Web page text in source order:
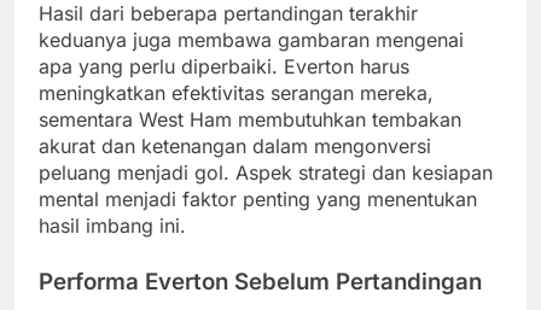
Hasil dari beberapa pertandingan terakhir
keduanya juga membawa gambaran mengenai
apa yang perlu diperbaiki. Everton harus
meningkatkan efektivitas serangan mereka,
sementara West Ham membutuhkan tembakan
akurat dan ketenangan dalam mengonversi
peluang menjadi gol. Aspek strategi dan kesiapan
mental menjadi faktor penting yang menentukan
hasil imbang ini.
Performa Everton Sebelum Pertandingan